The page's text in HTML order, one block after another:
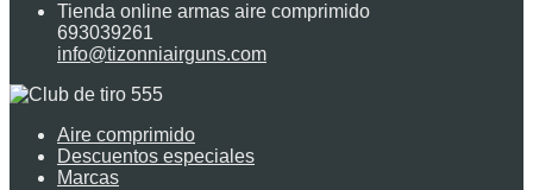
Tienda online armas aire comprimido
693039261
info@tizonniairguns.com
Aire comprimido
Descuentos especiales
Marcas